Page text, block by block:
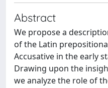
Abstract
We propose a
of the Latin
Accusative in the early
Drawing upon the
we analyze the role of